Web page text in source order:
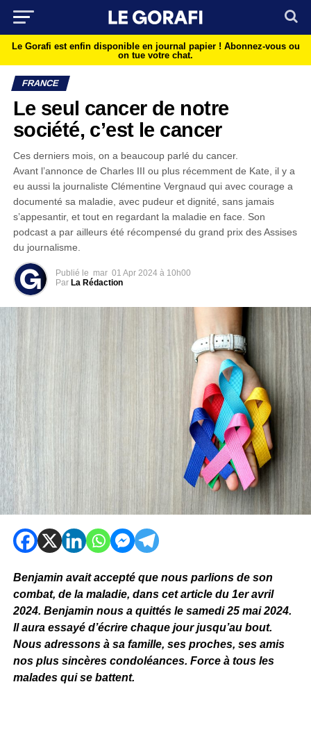
Le Gorafi est enfin disponible en journal papier ! Abonnez-vous ou
on tue votre chat.
FRANCE
Le seul cancer de notre
société, c’est le cancer
Ces derniers mois, on a beaucoup parlé du cancer.
Avant l’annonce de Charles III ou plus récemment de Kate, il y a
eu aussi la journaliste Clémentine Vergnaud qui avec courage a
documenté sa maladie, avec pudeur et dignité, sans jamais
s’appesantir, et tout en regardant la maladie en face. Son
podcast a par ailleurs été récompensé du grand prix des Assises
du journalisme.
Publié le mar 01 Apr 2024 à 10h00
Par La Rédaction
Benjamin avait accepté que nous parlions de son
combat, de la maladie, dans cet article du 1er avril
2024. Benjamin nous a quittés le samedi 25 mai 2024.
Il aura essayé d’écrire chaque jour jusqu’au bout.
Nous adressons à sa famille, ses proches, ses amis
nos plus sincères condoléances. Force à tous les
malades qui se battent.